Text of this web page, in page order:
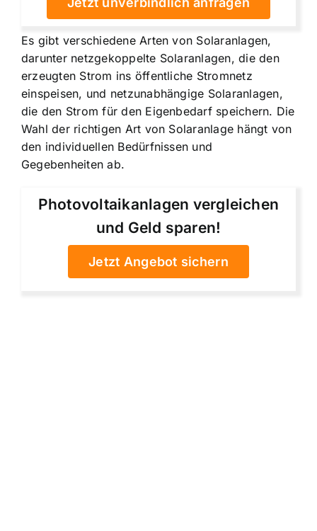
Es gibt verschiedene Arten von Solaranlagen,
darunter netzgekoppelte Solaranlagen, die den
erzeugten Strom ins öffentliche Stromnetz
einspeisen, und netzunabhängige Solaranlagen,
die den Strom für den Eigenbedarf speichern. Die
Wahl der richtigen Art von Solaranlage hängt von
den individuellen Bedürfnissen und
Gegebenheiten ab.
Photovoltaikanlagen vergleichen
und Geld sparen!
Jetzt Angebot sichern